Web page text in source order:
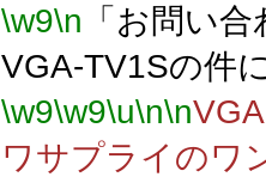
\w9\n 「お問い
VGA-TV1Sの件
\w9\w9\u\n\n
ワサプライのワ